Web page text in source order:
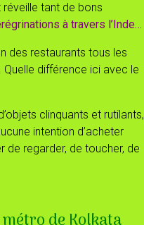
réveille tant de bons
à travers l’Inde…
des restaurants tous les
différence ici avec le
clinquants et rutilants,
intention d’acheter
de regarder, de toucher, de